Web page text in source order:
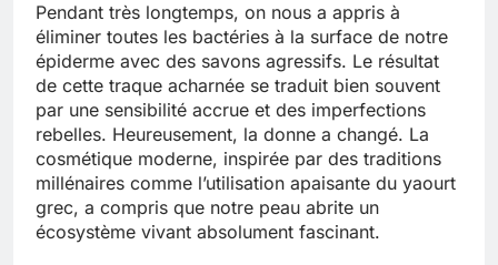
Pendant très longtemps, on nous a appris à
éliminer toutes les bactéries à la surface de notre
épiderme avec des savons agressifs. Le résultat
de cette traque acharnée se traduit bien souvent
par une sensibilité accrue et des imperfections
rebelles. Heureusement, la donne a changé. La
cosmétique moderne, inspirée par des traditions
millénaires comme l’utilisation apaisante du yaourt
grec, a compris que notre peau abrite un
écosystème vivant absolument fascinant.